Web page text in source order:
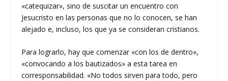
«catequizar», sino de suscitar un encuentro con
Jesucristo en las personas que no lo conocen, se han
alejado e, incluso, los que ya se consideran cristianos.
Para lograrlo, hay que comenzar «con los de dentro»,
«convocando a los bautizados» a esta tarea en
corresponsabilidad. «No todos sirven para todo, pero